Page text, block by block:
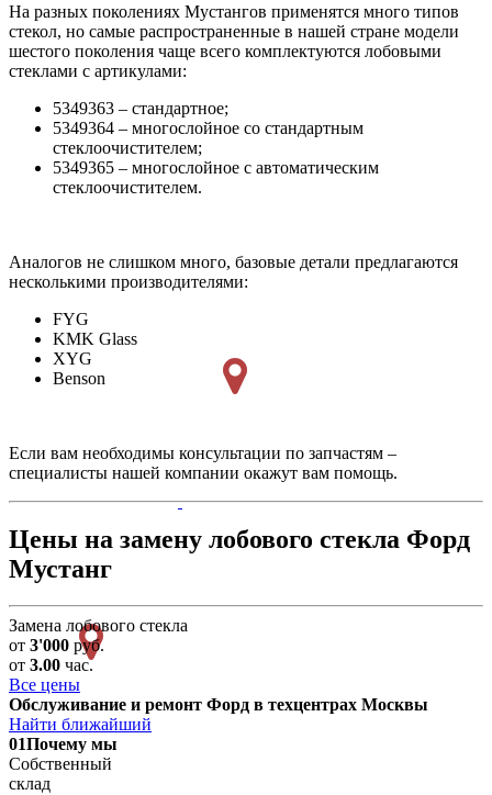
На разных поколениях Мустангов применятся много типов
стекол, но самые распространенные в нашей стране модели
шестого поколения чаще всего комплектуются лобовыми
стеклами с артикулами:
5349363 – стандартное;
5349364 – многослойное со стандартным
стеклоочистителем;
5349365 – многослойное с автоматическим
стеклоочистителем.
Аналогов не слишком много, базовые детали предлагаются
несколькими производителями:
FYG
KMK Glass
XYG
Benson
Если вам необходимы консультации по запчастям –
специалисты нашей компании окажут вам помощь.
Цены на замену лобового стекла Форд
Мустанг
Замена лобового стекла
от 3'000 руб.
от 3.00 час.
Все цены
Обслуживание и ремонт Форд в техцентрах Москвы
Найти ближайший
01Почему мы
Собственный
склад